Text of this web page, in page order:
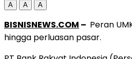
A A A
BISNISNEWS.COM – Peran
hingga perluasan pasar.